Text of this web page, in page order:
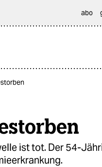
abo
ist tot. Der 54-